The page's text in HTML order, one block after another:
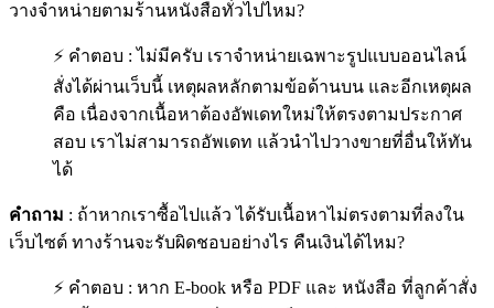
วางจำหน่ายตามร้านหนังสือทั่วไปไหม?
⚡ คำตอบ : ไม่มีครับ เราจำหน่ายเฉพาะรูปแบบออนไลน์
สั่งได้ผ่านเว็บนี้ เหตุผลหลักตามข้อด้านบน และอีกเหตุผล
คือ เนื่องจากเนื้อหาต้องอัพเดทใหม่ให้ตรงตามประกาศ
สอบ เราไม่สามารถอัพเดท แล้วนำไปวางขายที่อื่นให้ทัน
ได้
คำถาม : ถ้าหากเราซื้อไปแล้ว ได้รับเนื้อหาไม่ตรงตามที่ลงใน
เว็บไซต์ ทางร้านจะรับผิดชอบอย่างไร คืนเงินได้ไหม?
⚡ คำตอบ : หาก E-book หรือ PDF และ หนังสือ ที่ลูกค้าสั่ง